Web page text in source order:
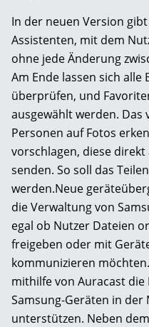
In der neuen Version
Assistenten, mit dem
ohne jede Änderung
Am Ende lassen sich
überprüfen, und
ausgewählt werden. Das
Personen auf Fotos
vorschlagen, diese
senden. So soll das
werden.Neue
die Verwaltung von
egal ob Nutzer Dateien
freigeben oder mit
kommunizieren
mithilfe von Auracast
Samsung-Geräten in der
unterstützen. Neben